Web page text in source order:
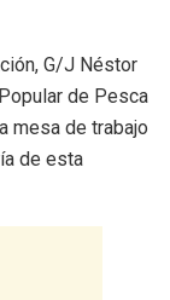
G/J Néstor
de Pesca
mesa de trabajo
de esta